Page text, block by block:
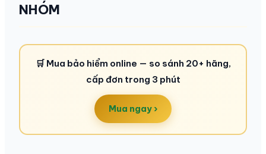
NHÓM
🛒 Mua bảo hiểm online — so sánh 20+ hãng,
cấp đơn trong 3 phút
Mua ngay ›